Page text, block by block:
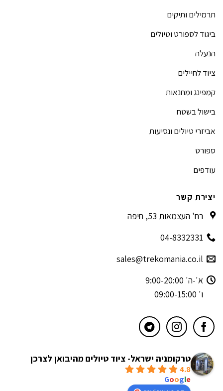
תרמילים ותיקים
ביגוד לספורט וטיולים
הנעלה
ציוד לחיילים
קמפינג ומחנאות
בישול בשטח
אביזרי טיולים ונסיעות
ספורט
עודפים
יצירת קשר
רח' העצמאות 53, חיפה
04-8332331
sales@trekomania.co.il
א'-ה' 9:00-20:00
ו' 09:00-15:00
טרקומניה ישראל- ציוד טיולים מהיבואן לצרכן
4.8
Google